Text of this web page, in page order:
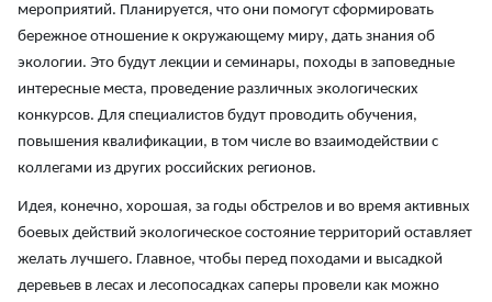
мероприятий. Планируется, что они помогут сформировать
бережное отношение к окружающему миру, дать знания об
экологии. Это будут лекции и семинары, походы в заповедные
интересные места, проведение различных экологических
конкурсов. Для специалистов будут проводить обучения,
повышения квалификации, в том числе во взаимодействии с
коллегами из других российских регионов.
Идея, конечно, хорошая, за годы обстрелов и во время активных
боевых действий экологическое состояние территорий оставляет
желать лучшего. Главное, чтобы перед походами и высадкой
деревьев в лесах и лесопосадках саперы провели как можно